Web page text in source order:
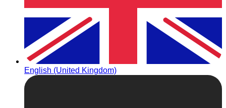
English (United Kingdom)